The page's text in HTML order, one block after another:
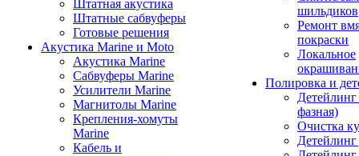
Штатная акустика
Штатные сабвуферы
Готовые решения
Акустика Marine и Moto
Акустика Marine
Сабвуферы Marine
Усилители Marine
Магнитолы Marine
Крепления-хомуты
Marine
Кабель и
шильдиков
Ремонт
покраски
Локальное
Полировка и
фазная)
Очистка
Детейлинг